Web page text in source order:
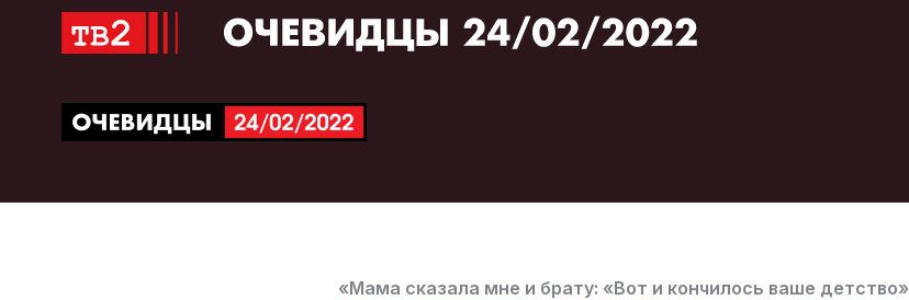
Перейти
«Мама сказала мне и брату: «Вот и кончилось ваше детство»